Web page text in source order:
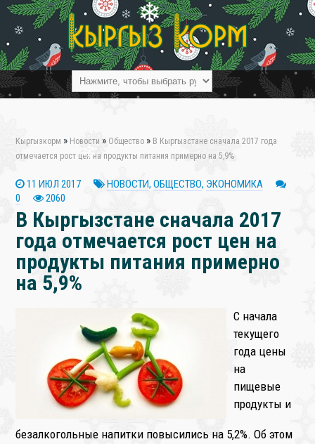
Кыргызкорм » Новости » Общество » В Кыргызстане сначала 2017 года
отмечается рост цен на продукты питания примерно на 5,9%
11 ИЮЛ 2017 НОВОСТИ,ОБЩЕСТВО, ЭКОНОМИКА
0
2060
В Кыргызстане сначала 2017
года отмечается рост цен на
продукты питания примерно
на 5,9%
С начала
текущего
года цены
на
пищевые
продукты и
безалкогольные напитки повысились на 5,2%. Об этом
❄
❄